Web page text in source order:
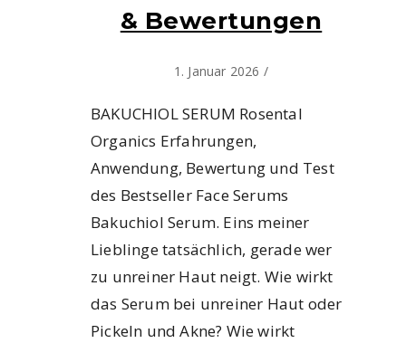
& Bewertungen
1. Januar 2026 /
BAKUCHIOL SERUM Rosental
Organics Erfahrungen,
Anwendung, Bewertung und Test
des Bestseller Face Serums
Bakuchiol Serum. Eins meiner
Lieblinge tatsächlich, gerade wer
zu unreiner Haut neigt. Wie wirkt
das Serum bei unreiner Haut oder
Pickeln und Akne? Wie wirkt